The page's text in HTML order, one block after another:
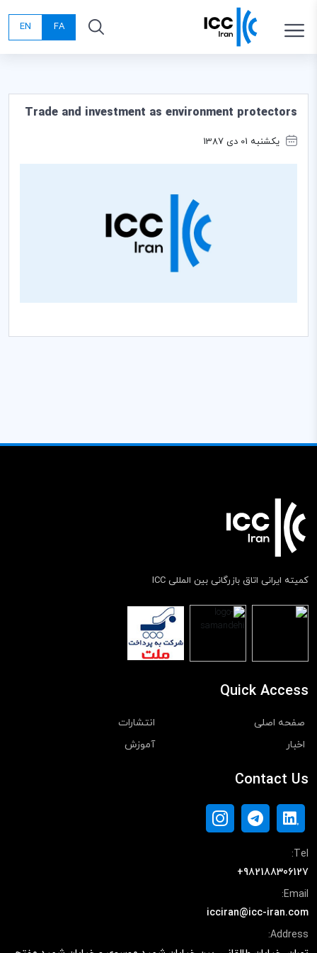
FA
EN
Trade and investment as environment protectors
یکشنبه 01 دی 1387
کمیته ایرانی اتاق بازرگانی بین المللی ICC
Quick Access
صفحه اصلی
انتشارات
اخبار
آموزش
Contact Us
Tel:
+982188306127
Email:
icciran@icc-iran.com
Address: